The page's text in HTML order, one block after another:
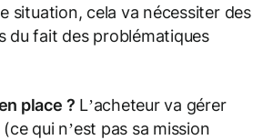
situation, cela va nécessiter des
du fait des problématiques
place ? L’acheteur va gérer
qui n’est pas sa mission